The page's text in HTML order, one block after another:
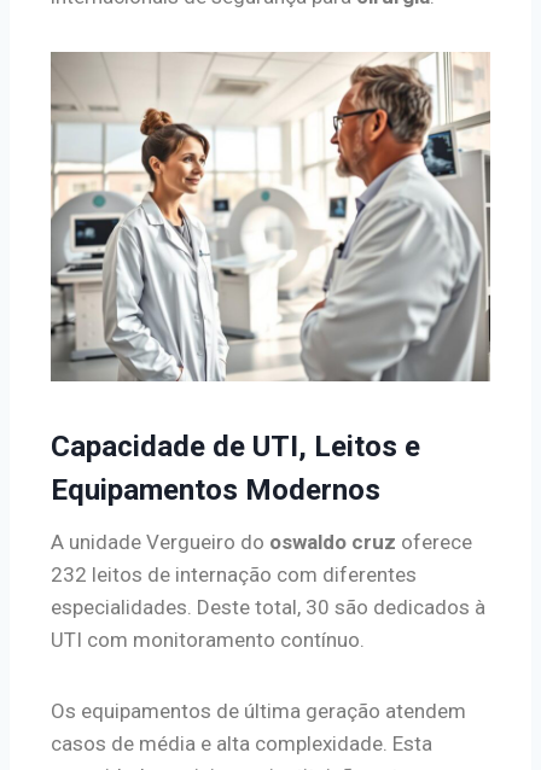
Capacidade de UTI, Leitos e
Equipamentos Modernos
A unidade Vergueiro do oswaldo cruz oferece
232 leitos de internação com diferentes
especialidades. Deste total, 30 são dedicados à
UTI com monitoramento contínuo.
Os equipamentos de última geração atendem
casos de média e alta complexidade. Esta